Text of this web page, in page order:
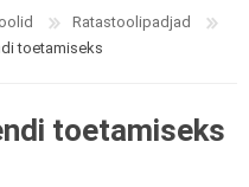
Ratastoolipadjad
toetamiseks
toetamiseks